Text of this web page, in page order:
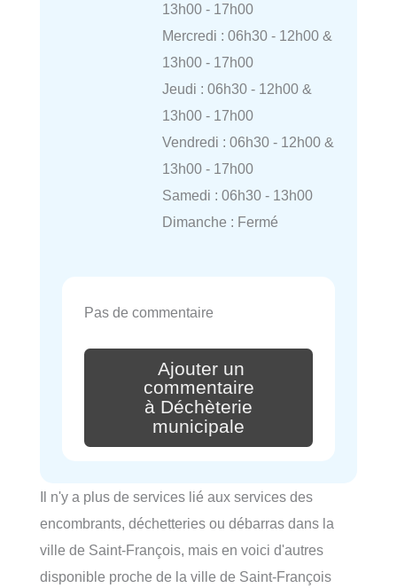
13h00 - 17h00
Mercredi : 06h30 - 12h00 &
13h00 - 17h00
Jeudi : 06h30 - 12h00 &
13h00 - 17h00
Vendredi : 06h30 - 12h00 &
13h00 - 17h00
Samedi : 06h30 - 13h00
Dimanche : Fermé
Pas de commentaire
Ajouter un
commentaire
à Déchèterie
municipale
Il n'y a plus de services lié aux services des
encombrants, déchetteries ou débarras dans la
ville de Saint-François, mais en voici d'autres
disponible proche de la ville de Saint-François